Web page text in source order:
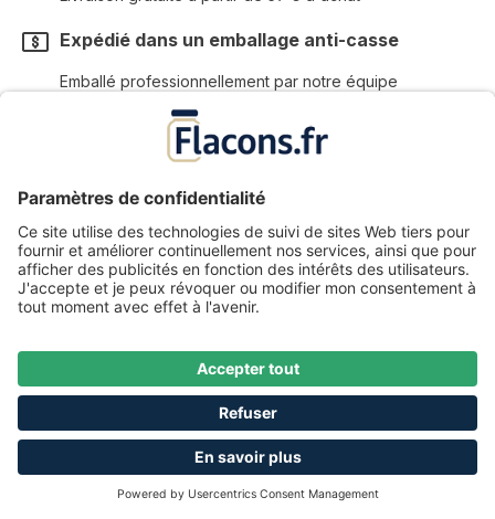
Expédié dans un emballage anti-casse
Emballé professionnellement par notre équipe
Chat en direct avec les clients
Vous pouvez nous joindre tous les jours de 8h00 à
17h00
Inscrivez-vous à notre newsletter
gratuite!
En sélectionnant Continuer, vous confirmez que
informations sur la protection des données